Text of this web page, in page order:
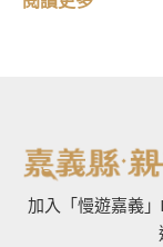
加入「慢遊嘉義